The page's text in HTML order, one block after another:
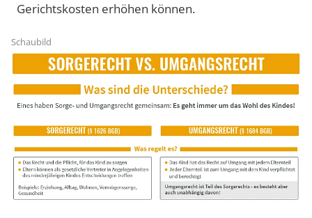
Schaubild
Gerichtskosten erhöhen können.